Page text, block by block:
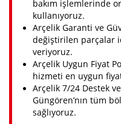
bakım işlemlerinde
kullanıyoruz.
Arçelik Garanti ve
değiştirilen parçalar
veriyoruz.
Arçelik Uygun Fiyat
hizmeti en uygun
Arçelik 7/24 Destek
Güngören’nın tüm
sağlıyoruz.